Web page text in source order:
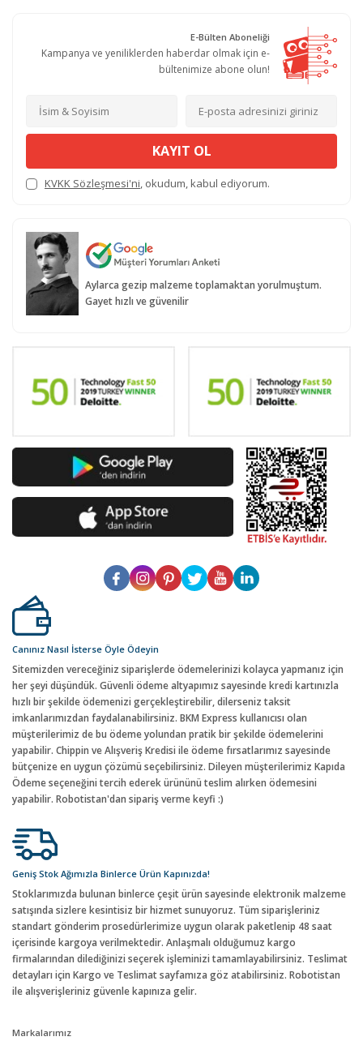
E-Bülten Aboneliği
Kampanya ve yeniliklerden haberdar olmak için e-
bültenimize abone olun!
KAYIT OL
KVKK Sözleşmesi'ni, okudum, kabul ediyorum.
Aylarca gezip malzeme toplamaktan yorulmuştum.
Gayet hızlı ve güvenilir
Canınız Nasıl İsterse Öyle Ödeyin
Sitemizden vereceğiniz siparişlerde ödemelerinizi kolayca yapmanız için
her şeyi düşündük. Güvenli ödeme altyapımız sayesinde kredi kartınızla
hızlı bir şekilde ödemenizi gerçekleştirebilir, dilerseniz taksit
imkanlarımızdan faydalanabilirsiniz. BKM Express kullanıcısı olan
müşterilerimiz de bu ödeme yolundan pratik bir şekilde ödemelerini
yapabilir. Chippin ve Alışveriş Kredisi ile ödeme fırsatlarımız sayesinde
bütçenize en uygun çözümü seçebilirsiniz. Dileyen müşterilerimiz Kapıda
Ödeme seçeneğini tercih ederek ürününü teslim alırken ödemesini
yapabilir. Robotistan'dan sipariş verme keyfi :)
Geniş Stok Ağımızla Binlerce Ürün Kapınızda!
Stoklarımızda bulunan binlerce çeşit ürün sayesinde elektronik malzeme
satışında sizlere kesintisiz bir hizmet sunuyoruz. Tüm siparişleriniz
standart gönderim prosedürlerimize uygun olarak paketlenip 48 saat
içerisinde kargoya verilmektedir. Anlaşmalı olduğumuz kargo
firmalarından dilediğinizi seçerek işleminizi tamamlayabilirsiniz. Teslimat
detayları için Kargo ve Teslimat sayfamıza göz atabilirsiniz. Robotistan
ile alışverişleriniz güvenle kapınıza gelir.
Markalarımız